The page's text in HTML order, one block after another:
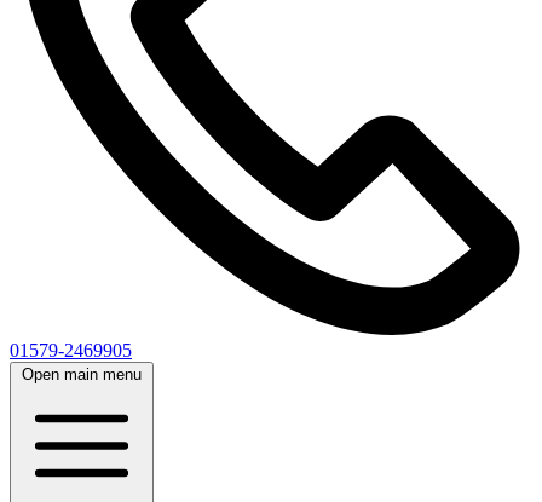
01579-2469905
Open main menu